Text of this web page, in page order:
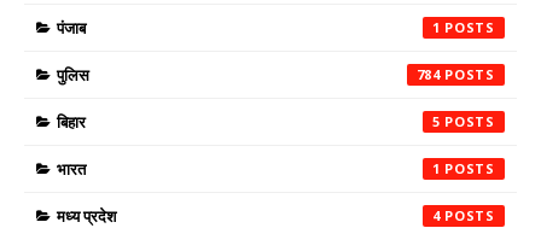
पंजाब 1
पुलिस 784
बिहार 5
भारत 1
मध्य प्रदेश 4